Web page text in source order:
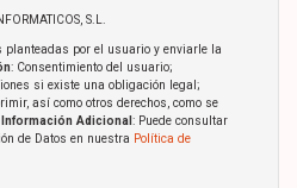
S.L.
planteadas por el usuario y enviarle la
: Consentimiento del usuario;
si existe una obligación legal;
así como otros derechos, como se
Información Adicional : Puede consultar
de Datos en nuestra Política de